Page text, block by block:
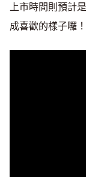
上市時間則預計
成喜歡的樣子囉